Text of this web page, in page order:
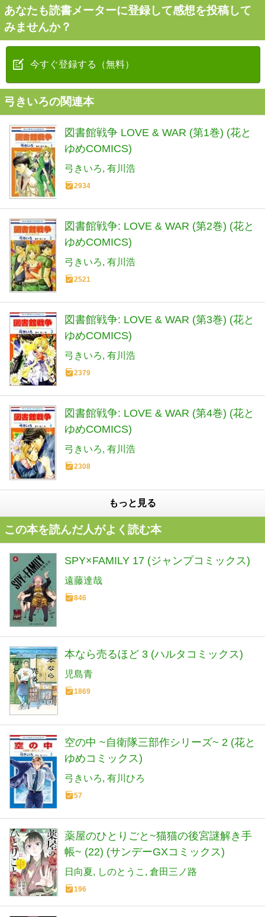
あなたも読書メーターに登録して感想を投稿して
みませんか？
今すぐ登録する（無料）
弓きいろの関連本
図書館戦争 LOVE & WAR (第1巻) (花と
ゆめCOMICS)
弓きいろ 有川浩
2934
図書館戦争: LOVE & WAR (第2巻) (花と
ゆめCOMICS)
弓きいろ 有川浩
2521
図書館戦争: LOVE & WAR (第3巻) (花と
ゆめCOMICS)
弓きいろ 有川浩
2379
図書館戦争: LOVE & WAR (第4巻) (花と
ゆめCOMICS)
弓きいろ 有川浩
2308
もっと見る
この本を読んだ人がよく読む本
SPY×FAMILY 17 (ジャンプコミックス)
遠藤達哉
846
本なら売るほど 3 (ハルタコミックス)
児島青
1869
空の中 ~自衛隊三部作シリーズ~ 2 (花と
ゆめコミックス)
弓きいろ 有川ひろ
57
薬屋のひとりごと~猫猫の後宮謎解き手
帳~ (22) (サンデーGXコミックス)
日向夏 しのとうこ 倉田三ノ路
196